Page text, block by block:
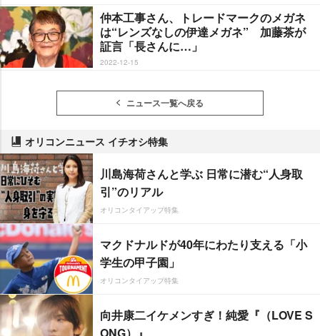
仲本工事さん、トレードマークのメガネ
は“レンズなしの伊達メガネ” 加藤茶が
証言「長さんに…」
2022-12-15
ニュース一覧へ戻る
オリコンニュース イチオシ特集
川島海荷さんと学ぶ 日常に潜む“人身取
引”のリアル
オリコンタイアップ特集
マクドナルドが40年にわたり支える「小
学生の甲子園」
オリコンタイアップ特集
向井康二イケメンすぎ！純愛『（LOVE S